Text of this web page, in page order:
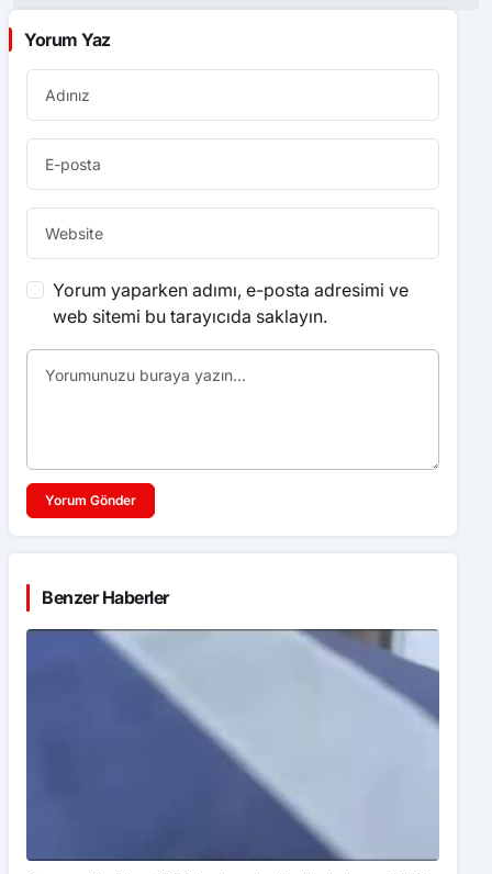
Yorum yaparken adımı, e-posta adresimi ve
web sitemi bu tarayıcıda saklayın.
Samsun’da 1 ton 160 litre kaçak etil alkol ele geçirildi
GÜNDEM